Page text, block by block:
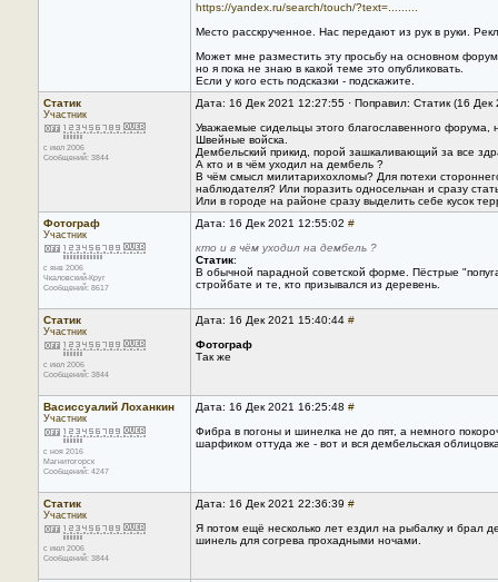
https://yandex.ru/search/touch/?text=.........
Место расскрученное. Нас передают из рук в руки.
Может мне разместить эту просьбу на основном
но я пока не знаю в какой теме это опубликовать.
Если у кого есть подсказки - подскажите.
Статик
Участник
с июл 2006
Сообщений: 3844
Дата: 16 Дек 2021 12:27:55 · Поправил: Статик (16
Уважаемые сидельцы этого благославенного форума,
Швейные войска.
Дембельский прикид, порой зашкаливающий за все
А кто и в чём уходил на дембель ?
В чём смысл милитарихохломы? Для потехи
наблюдателя? Или поразить односельчан и сразу
Или в городе на районе сразу выделить себе кусок
Фотограф
Участник
с янв 2006
Чкаловский-Круг
Сообщений: 8617
Дата: 16 Дек 2021 12:55:02 #
кто и в чём уходил на дембель ?
Статик:
В обычной парадной советской форме. Пёстрые
стройбате и те, кто призывался из деревень.
Статик
Участник
с июл 2006
Сообщений: 3844
Дата: 16 Дек 2021 15:40:44 #
Фотограф
Так же
Васиссуалий Лоханкин
Участник
с ноя 2016
Магнитогорск
Сообщений: 4247
Дата: 16 Дек 2021 16:25:48 #
Фибра в погоны и шинелка не до пят, а немного
шарфиком оттуда же - вот и вся дембельская
Статик
Участник
с июл 2006
Сообщений: 3844
Дата: 16 Дек 2021 22:36:39 #
Я потом ещё несколько лет ездил на рыбалку и брал
шинель для согрева прохадными ночами.